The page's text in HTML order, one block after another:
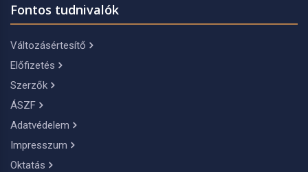
Fontos tudnivalók
Változásértesítő
Előfizetés
Szerzők
ÁSZF
Adatvédelem
Impresszum
Oktatás